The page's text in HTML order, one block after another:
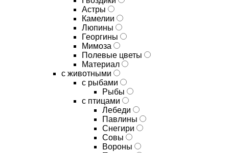
Астры
Камелии
Люпины
Георгины
Мимоза
Полевые цветы
Материал
с животными
с рыбами
Рыбы
с птицами
Лебеди
Павлины
Снегири
Совы
Вороны